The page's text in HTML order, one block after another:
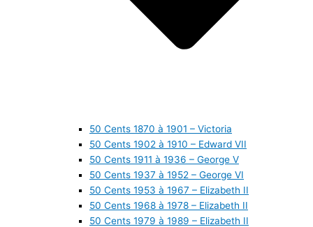
50 Cents 1870 à 1901 – Victoria
50 Cents 1902 à 1910 – Edward VII
50 Cents 1911 à 1936 – George V
50 Cents 1937 à 1952 – George VI
50 Cents 1953 à 1967 – Elizabeth II
50 Cents 1968 à 1978 – Elizabeth II
50 Cents 1979 à 1989 – Elizabeth II